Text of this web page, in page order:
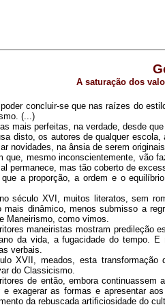
A saturação dos
poder concluir-se que nas raízes do
(...)
mais perfeitas, na verdade, desde
disto, os autores de qualquer
novidades, na ânsia de serem
que, mesmo inconscientemente, vão
permanece, mas tão coberto de
que a proporção, a ordem e o
século XVI, muitos literatos, sem
mais dinâmico, menos submisso a
Maneirismo, como vimos.
maneiristas mostram predileção
da vida, a fugacidade do tempo.
verbais.
XVII, meados, esta
do Classicismo.
de então, embora continuassem
e exagerar as formas e apresentar
da rebuscada artificiosidade do